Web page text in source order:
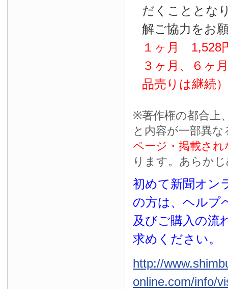
だくこととな
解ご協力をお
１ヶ月 1,528
３ヶ月、６ヶ
品売りは継続）
※著作権の都合上
と内容が一部異な
ページ・掲載され
ります。あらか
初めて新聞オン
の方は、ヘルプ
及びご購入の流
求めください。
http://
online.com/info/